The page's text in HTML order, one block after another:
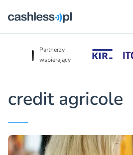
Partnerzy
wspierający
credit agricole